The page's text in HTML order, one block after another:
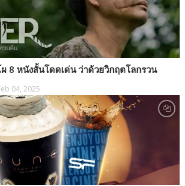
ผ 8 หนังสั้นโดดเด่น ว่าด้วยวิกฤตโลกรวน
04, 2025